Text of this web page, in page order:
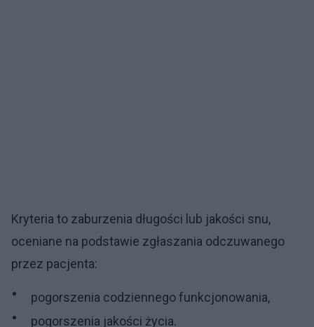
Kryteria to zaburzenia długości lub jakości snu,
oceniane na podstawie zgłaszania odczuwanego
przez pacjenta:
pogorszenia codziennego funkcjonowania,
pogorszenia jakości życia.